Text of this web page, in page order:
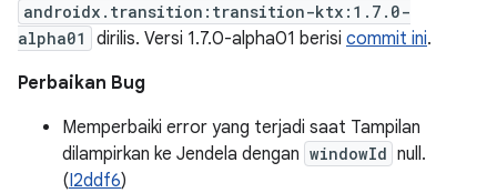
androidx.transition:transition-ktx:1.7.0-
alpha01
dirilis. Versi 1.7.0-alpha01 berisi commit ini.
Perbaikan Bug
Memperbaiki error yang terjadi saat Tampilan
dilampirkan ke Jendela dengan windowId null.
(I2ddf6)